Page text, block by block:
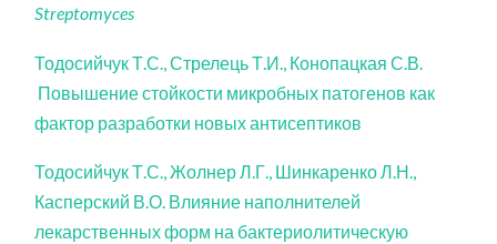
Streptomyces
Тодосийчук Т.С., Стрелець Т.И., Конопацкая С.В.
Повышение стойкости микробных патогенов как
фактор разработки новых антисептиков
Тодосийчук Т.С., Жолнер Л.Г., Шинкаренко Л.Н.,
Касперский В.О. Влияние наполнителей
лекарственных форм на бактериолитическую